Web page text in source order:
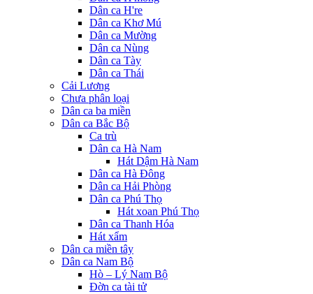
Dân ca H're
Dân ca Khơ Mú
Dân ca Mường
Dân ca Nùng
Dân ca Tày
Dân ca Thái
Cải Lương
Chưa phân loại
Dân ca ba miền
Dân ca Bắc Bộ
Ca trù
Dân ca Hà Nam
Hát Dậm Hà Nam
Dân ca Hà Đông
Dân ca Hải Phòng
Dân ca Phú Thọ
Hát xoan Phú Thọ
Dân ca Thanh Hóa
Hát xẩm
Dân ca miền tây
Dân ca Nam Bộ
Hò – Lý Nam Bộ
Đờn ca tài tử